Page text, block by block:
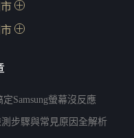
Samsung螢幕沒反應
步驟與常見原因全解析